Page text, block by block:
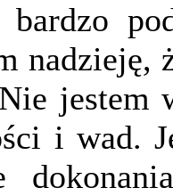
nadzieję,
jestem
i wad.